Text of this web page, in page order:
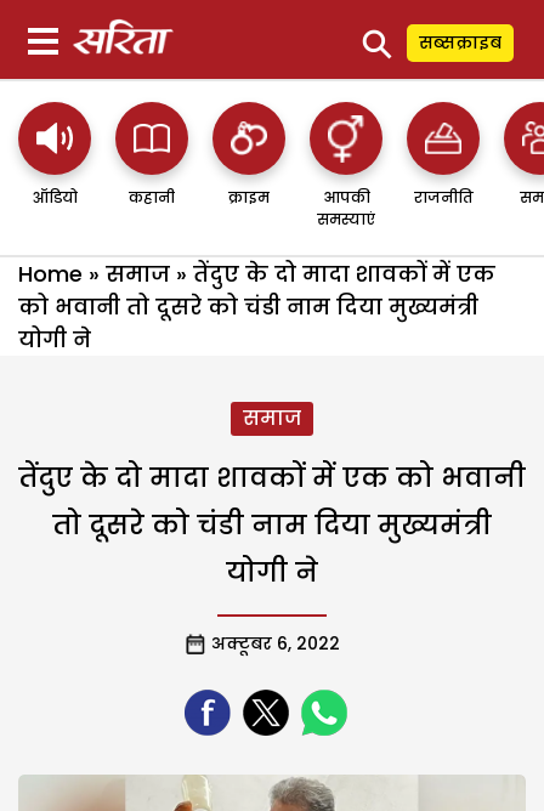
⚲ सब्सक्राइब
ऑडियो कहानी क्राइम
आपकी
समस्याएं
राजनीति
Home » समाज » तेंदुए के दो मादा शावकों में एक
को भवानी तो दूसरे को चंडी नाम दिया मुख्यमंत्री
योगी ने
समाज
तेंदुए के दो मादा शावकों में एक को भवानी
तो दूसरे को चंडी नाम दिया मुख्यमंत्री
योगी ने
अक्टूबर 6, 2022